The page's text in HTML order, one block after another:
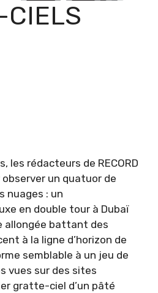
CIELS
les rédacteurs de RECORD
un quatuor de
nuages : un
en double tour à Dubaï
allongée battant des
à la ligne d’horizon de
semblable à un jeu de
vues sur des sites
gratte-ciel d’un pâté